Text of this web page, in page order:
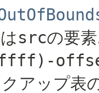
srcの要素
アップ表